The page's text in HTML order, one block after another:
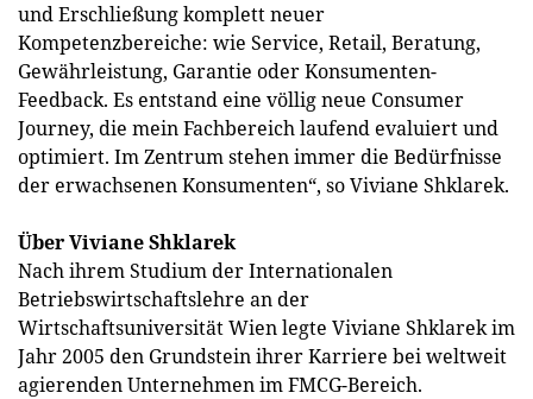
und Erschließung komplett neuer
Kompetenzbereiche: wie Service, Retail, Beratung,
Gewährleistung, Garantie oder Konsumenten-
Feedback. Es entstand eine völlig neue Consumer
Journey, die mein Fachbereich laufend evaluiert und
optimiert. Im Zentrum stehen immer die Bedürfnisse
der erwachsenen Konsumenten“, so Viviane Shklarek.
Über Viviane Shklarek
Nach ihrem Studium der Internationalen
Betriebswirtschaftslehre an der
Wirtschaftsuniversität Wien legte Viviane Shklarek im
Jahr 2005 den Grundstein ihrer Karriere bei weltweit
agierenden Unternehmen im FMCG-Bereich.